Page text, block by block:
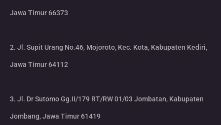
Jawa Timur 66373
2. Jl. Supit Urang No.46, Mojoroto, Kec. Kota, Kabupaten Kediri,
Jawa Timur 64112
3. Jl. Dr Sutomo Gg.II/179 RT/RW 01/03 Jombatan, Kabupaten
Jombang, Jawa Timur 61419